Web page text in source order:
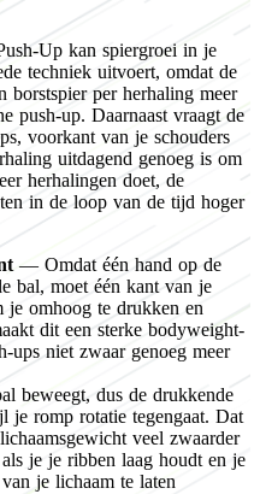
Up kan spiergroei in je
techniek uitvoert, omdat de
borstspier per herhaling meer
push-up. Daarnaast vraagt de
voorkant van je schouders
uitdagend genoeg is om
herhalingen doet, de
in de loop van de tijd hoger
— Omdat één hand op de
bal, moet één kant van je
je omhoog te drukken en
dit een sterke bodyweight-
ups niet zwaar genoeg meer
beweegt, dus de drukkende
je romp rotatie tegengaat. Dat
veel zwaarder
je je ribben laag houdt en je
je lichaam te laten